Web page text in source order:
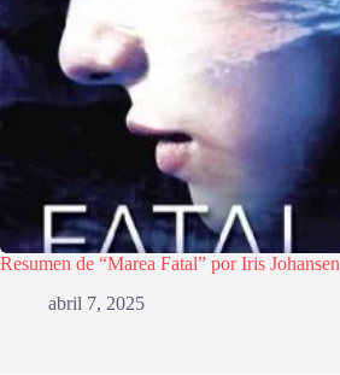
Resumen de “Marea Fatal” por Iris Johansen
abril 7, 2025